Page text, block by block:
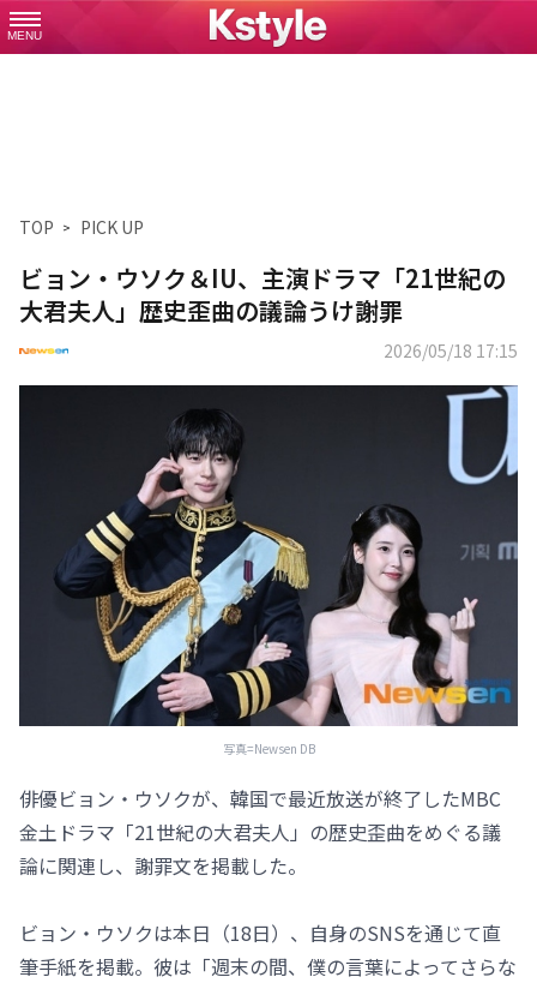
MENU
TOP PICK UP
ビョン・ウソク＆IU、主演ドラマ「21世紀の
大君夫人」歴史歪曲の議論うけ謝罪
2026/05/18 17:15
写真=Newsen DB
俳優ビョン・ウソクが、韓国で最近放送が終了したMBC
金土ドラマ「21世紀の大君夫人」の歴史歪曲をめぐる議
論に関連し、謝罪文を掲載した。
ビョン・ウソクは本日（18日）、自身のSNSを通じて直
筆手紙を掲載。彼は「週末の間、僕の言葉によってさらな